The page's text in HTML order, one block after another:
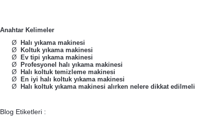
Anahtar Kelimeler
Ø
Halı yıkama makinesi
Ø
Koltuk yıkama makinesi
Ø
Ev tipi yıkama makinesi
Ø
Profesyonel halı yıkama makinesi
Ø
Halı koltuk temizleme makinesi
Ø
En iyi halı koltuk yıkama makinesi
Ø
Halı koltuk yıkama makinesi alırken nelere dikkat edilmeli
Blog Etiketleri :